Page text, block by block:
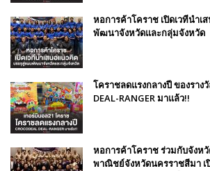
หอการค้าโคราช เปิดเวทีนำ
พัฒนาจังหวัดและกลุ่มจังหวัด
โคราชลดแรงกลางปี ของรางวั
DEAL-RANGER มาแล้ว!!
หอการค้าโคราช ร่วมกับจังห
พาณิชย์จังหวัดนครราชสีมา เ